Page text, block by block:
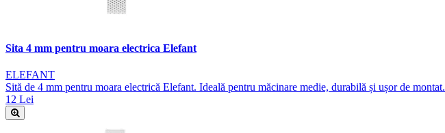
Sita 4 mm pentru moara electrica Elefant
ELEFANT
Sită de 4 mm pentru moara electrică Elefant. Ideală pentru măcinare medie, durabilă și ușor de montat.
12 Lei